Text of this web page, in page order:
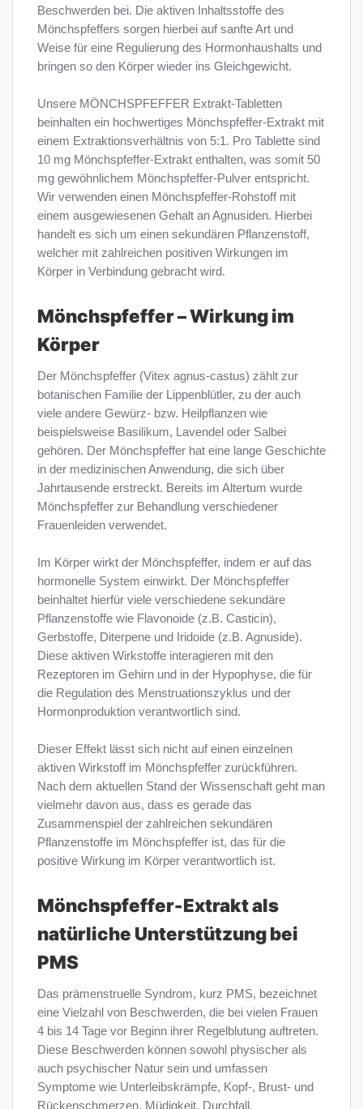
Beschwerden bei. Die aktiven Inhaltsstoffe des
Mönchspfeffers sorgen hierbei auf sanfte Art und
Weise für eine Regulierung des Hormonhaushalts und
bringen so den Körper wieder ins Gleichgewicht.
Unsere MÖNCHSPFEFFER Extrakt-Tabletten
beinhalten ein hochwertiges Mönchspfeffer-Extrakt mit
einem Extraktionsverhältnis von 5:1. Pro Tablette sind
10 mg Mönchspfeffer-Extrakt enthalten, was somit 50
mg gewöhnlichem Mönchspfeffer-Pulver entspricht.
Wir verwenden einen Mönchspfeffer-Rohstoff mit
einem ausgewiesenen Gehalt an Agnusiden. Hierbei
handelt es sich um einen sekundären Pflanzenstoff,
welcher mit zahlreichen positiven Wirkungen im
Körper in Verbindung gebracht wird.
Mönchspfeffer – Wirkung im
Körper
Der Mönchspfeffer (Vitex agnus-castus) zählt zur
botanischen Familie der Lippenblütler, zu der auch
viele andere Gewürz- bzw. Heilpflanzen wie
beispielsweise Basilikum, Lavendel oder Salbei
gehören. Der Mönchspfeffer hat eine lange Geschichte
in der medizinischen Anwendung, die sich über
Jahrtausende erstreckt. Bereits im Altertum wurde
Mönchspfeffer zur Behandlung verschiedener
Frauenleiden verwendet.
Im Körper wirkt der Mönchspfeffer, indem er auf das
hormonelle System einwirkt. Der Mönchspfeffer
beinhaltet hierfür viele verschiedene sekundäre
Pflanzenstoffe wie Flavonoide (z.B. Casticin),
Gerbstoffe, Diterpene und Iridoide (z.B. Agnuside).
Diese aktiven Wirkstoffe interagieren mit den
Rezeptoren im Gehirn und in der Hypophyse, die für
die Regulation des Menstruationszyklus und der
Hormonproduktion verantwortlich sind.
Dieser Effekt lässt sich nicht auf einen einzelnen
aktiven Wirkstoff im Mönchspfeffer zurückführen.
Nach dem aktuellen Stand der Wissenschaft geht man
vielmehr davon aus, dass es gerade das
Zusammenspiel der zahlreichen sekundären
Pflanzenstoffe im Mönchspfeffer ist, das für die
positive Wirkung im Körper verantwortlich ist.
Mönchspfeffer-Extrakt als
natürliche Unterstützung bei
PMS
Das prämenstruelle Syndrom, kurz PMS, bezeichnet
eine Vielzahl von Beschwerden, die bei vielen Frauen
4 bis 14 Tage vor Beginn ihrer Regelblutung auftreten.
Diese Beschwerden können sowohl physischer als
auch psychischer Natur sein und umfassen
Symptome wie Unterleibskrämpfe, Kopf-, Brust- und
Rückenschmerzen, Müdigkeit, Durchfall,